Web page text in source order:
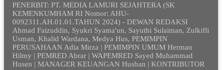
PENERBIT: PT. MEDIA LAMURI SEJAHTERA (SK
KEMENKUMHAM RI Nomor: AHU-
0092311.AH.01.01.TAHUN 2024) - DEWAN REDAKSI
Ahmad Faizuddin, Syukri Syama'un, Sayuthi Sulaiman, Zulkifli
Usman, Khalid Wardana, Medya Hus, PEMIMPIN
PERUSAHAAN Adia Mirza | PEMIMPIN UMUM Herman
Hilmy | PEMRED Abrar | WAPEMRED Sayed Muhammad
Husen | MANAGER KEUANGAN Husban | KONTRIBUTOR